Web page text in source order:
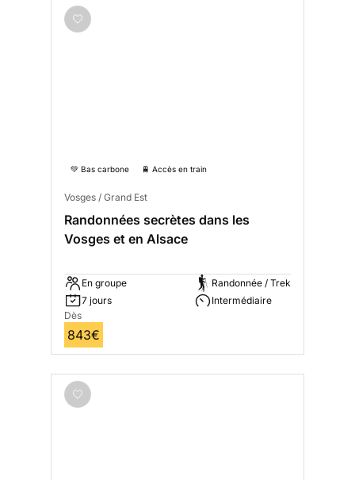
💚 Bas carbone 🚆 Accès en train
Vosges / Grand Est
Randonnées secrètes dans les
Vosges et en Alsace
En groupe
7 jours
Randonnée / Trek
Intermédiaire
Dès
843€